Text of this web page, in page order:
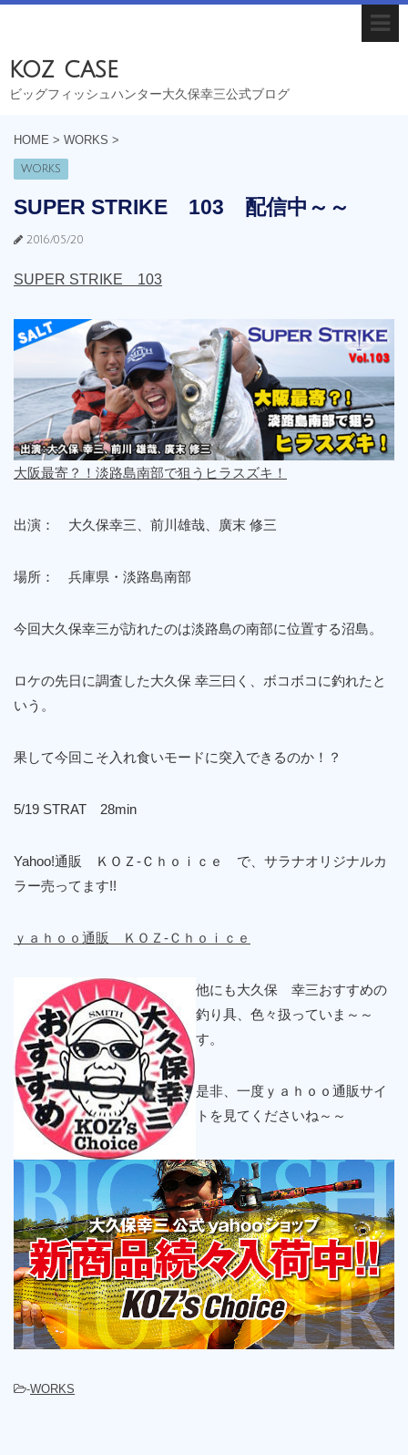
koz case
ビッグフィッシュハンター大久保幸三公式ブログ
HOME > WORKS >
WORKS
SUPER STRIKE 103 配信中～～
2016/05/20
SUPER STRIKE 103
大阪最寄？！淡路島南部で狙うヒラスズキ！
出演： 大久保幸三、前川雄哉、廣末 修三
場所： 兵庫県・淡路島南部
今回大久保幸三が訪れたのは淡路島の南部に位置する沼島。
ロケの先日に調査した大久保 幸三曰く、ボコボコに釣れたと
いう。
果して今回こそ入れ食いモードに突入できるのか！？
5/19 STRAT 28min
Yahoo!通販 ＫＯＺ-Ｃｈｏｉｃｅ で、サラナオリジナルカ
ラー売ってます!!
ｙａｈｏｏ通販 ＫＯＺ-Ｃｈｏｉｃｅ
他にも大久保 幸三おすすめの
釣り具、色々扱っていま～～
す。
是非、一度ｙａｈｏｏ通販サイ
トを見てくださいね～～
-WORKS